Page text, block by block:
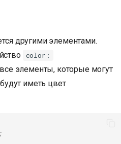
другими элементами.
color:
элементы, которые могут
иметь цвет
;